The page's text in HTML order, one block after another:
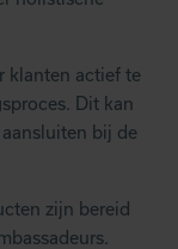
klanten actief te
Dit kan
bij de
zijn bereid